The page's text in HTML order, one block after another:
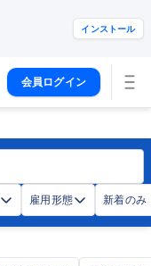
インストール
会員ログイン
雇用形態 新着のみ